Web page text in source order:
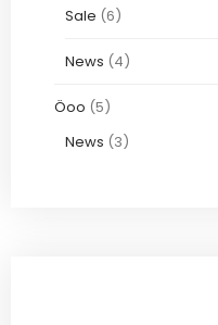
Sale (6)
News (4)
Öoo (5)
News (3)